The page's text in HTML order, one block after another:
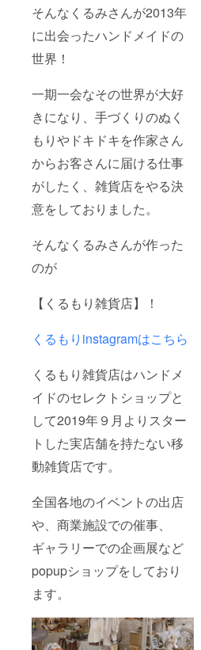
そんなくるみさんが2013年
に出会ったハンドメイドの
世界！
一期一会なその世界が大好
きになり、手づくりのぬく
もりやドキドキを作家さん
からお客さんに届ける仕事
がしたく、雑貨店をやる決
意をしておりました。
そんなくるみさんが作った
のが
【くるもり雑貨店】！
くるもりinstagramはこちら
くるもり雑貨店はハンドメ
イドのセレクトショップと
して2019年９月よりスター
トした実店舗を持たない移
動雑貨店です。
全国各地のイベントの出店
や、商業施設での催事、
ギャラリーでの企画展など
popupショップをしており
ます。